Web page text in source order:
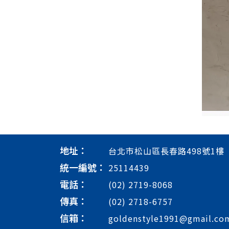
地址： 台北市松山區長春路498號1樓
統一編號： 25114439
電話： (02) 2719-8068
傳真： (02) 2718-6757
信箱：